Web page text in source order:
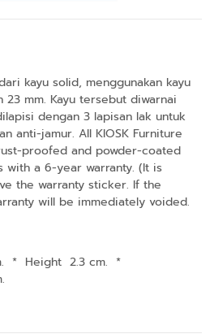
kayu solid, menggunakan kayu
mm. Kayu tersebut diwarnai
dengan 3 lapisan lak untuk
anti-jamur. All KIOSK Furniture
proofed and powder-coated
with a 6-year warranty. (It is
the warranty sticker. If the
will be immediately voided.
* Height 2.3 cm. *